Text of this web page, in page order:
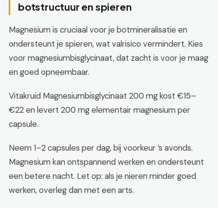
botstructuur en spieren
Magnesium is cruciaal voor je botmineralisatie en
ondersteunt je spieren, wat valrisico vermindert. Kies
voor magnesiumbisglycinaat, dat zacht is voor je maag
en goed opneembaar.
Vitakruid Magnesiumbisglycinaat 200 mg kost €15–
€22 en levert 200 mg elementair magnesium per
capsule.
Neem 1–2 capsules per dag, bij voorkeur ’s avonds.
Magnesium kan ontspannend werken en ondersteunt
een betere nacht. Let op: als je nieren minder goed
werken, overleg dan met een arts.